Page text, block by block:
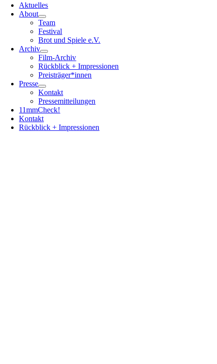
Aktuelles
About
Team
Festival
Brot und Spiele e.V.
Archiv
Film-Archiv
Rückblick + Impressionen
Preisträger*innen
Presse
Kontakt
Pressemitteilungen
11mmCheck!
Kontakt
Rückblick + Impressionen